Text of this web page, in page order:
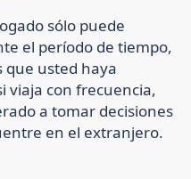
sólo puede
el período de tiempo,
que usted haya
viaja con frecuencia,
a tomar decisiones
en el extranjero.